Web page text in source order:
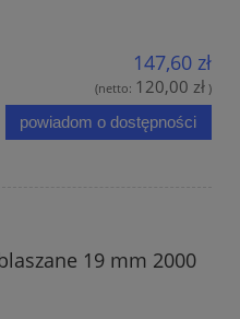
147,60 zł
(netto: 120,00 zł )
powiadom o dostępności
19 mm 2000